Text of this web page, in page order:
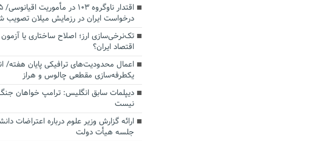
اقتدار ناوگروه
درخواست ایران در رزمایش میلان تصویب
تک‌نرخی‌سازی ارز؛ اصلاح ساختاری یا
اقتصاد ایران؟
اعمال محدودیت‌های ترافیکی پایان هفته/
یکطرفه‌سازی مقطعی چالوس و هراز
دیپلمات سابق انگلیس:‌ ترامپ خواهان جنگ
نیست
ارائه گزارش وزیر علوم درباره اعتراضات
جلسه هیأت دولت